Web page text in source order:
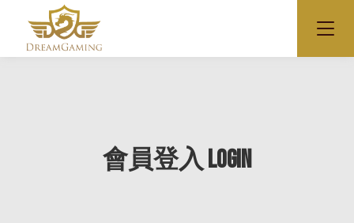
會員登入 LOGIN